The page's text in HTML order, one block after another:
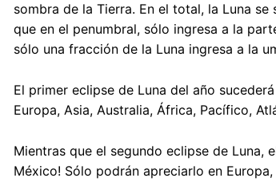
sombra de la Tierra. En el total, la Luna
que en el penumbral, sólo ingresa a la
sólo una fracción de la Luna ingresa a la
El primer eclipse de Luna del año
Europa, Asia, Australia, África, Pacífico,
Mientras que el segundo eclipse de Luna,
México! Sólo podrán apreciarlo en